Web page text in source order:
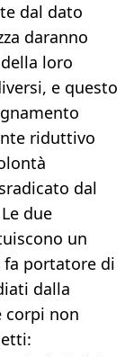
dal dato
daranno
loro
e questo
riduttivo
dal
due
un
portatore di
dalla
corpi non